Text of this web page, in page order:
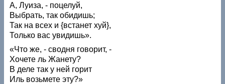
А, Луиза, - поцелуй,
Выбрать, так обидишь;
Так на всех и {встанет хуй},
Только вас увидишь».
«Что же, - сводня говорит, -
Хочете ль Жанету?
В деле так у ней горит
Иль возьмете эту?»